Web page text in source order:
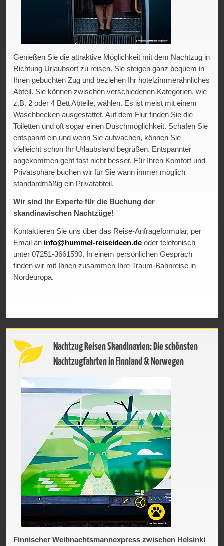
Genießen Sie die attraktive Möglichkeit mit dem Nachtzug in
Richtung Urlaubsort zu reisen. Sie steigen ganz bequem in
Ihren gebuchten Zug und beziehen Ihr hotelzimmerähnliches
Abteil. Sie können zwischen verschiedenen Kategorien, wie
z.B. 2 oder 4 Bett Abteile, wählen. Es ist meist mit einem
Waschbecken ausgestattet. Auf dem Flur finden Sie die
Toiletten und oft sogar einen Duschmöglichkeit. Schafen Sie
entspannt ein und wenn Sie aufwachen, können Sie
vielleicht schon Ihr Urlaubsland begrüßen. Entspannter
angekommen geht fast nicht besser. Für Ihren Komfort und
Privatsphäre buchen wir für Sie wann immer möglich
standardmäßig ein Privatabteil.
Wir sind Ihr Experte für die Buchung der
skandinavischen Nachtzüge!
Kontaktieren Sie uns über das Reise-Anfrageformular, per
Email an info@hummel-reiseideen.de oder telefonisch
unter 07251-3661590. In einem persönlichen Gespräch
finden wir mit Ihnen zusammen Ihre Traum-Bahnreise in
Nordeuropa.
Nachtzug Reisen Skandinavien: Die schönsten
Nachtzugfahrten in Finnland & Norwegen
Finnischer Weihnachtsmannexpress zwischen Helsinki